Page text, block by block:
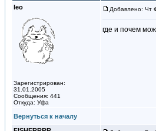
leo
Зарегистрирован:
31.01.2005
Сообщения: 441
Откуда: Уфа
Добавлено: Чт
где и почем
Вернуться к началу